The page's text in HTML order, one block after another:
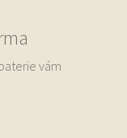
vám